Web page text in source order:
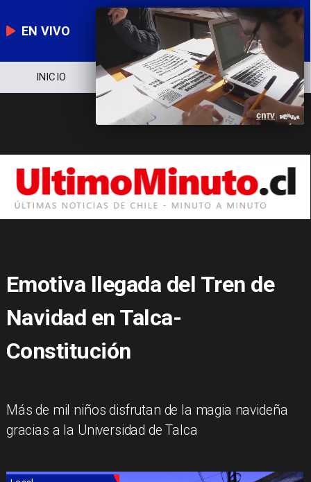
EN VIVO
NOTICIERO POLÍTICA ECONOMÍA
Emotiva llegada del Tren de
Navidad en Talca-
Constitución
Más de mil niños disfrutan de la magia navideña
gracias a la Universidad de Talca